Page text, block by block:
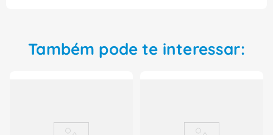
Também pode te interessar: